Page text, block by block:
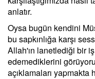
anlatır.
Oysa bugün kendini
bu sapkınlığa karşı
Allah'ın lanetlediği bir
edemediklerini
açıklamaları yapmakta